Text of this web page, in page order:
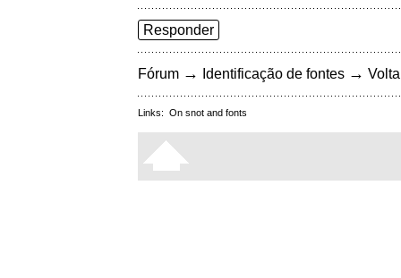
Responder
Fórum → Identificação de fontes →
Links: On snot and fonts